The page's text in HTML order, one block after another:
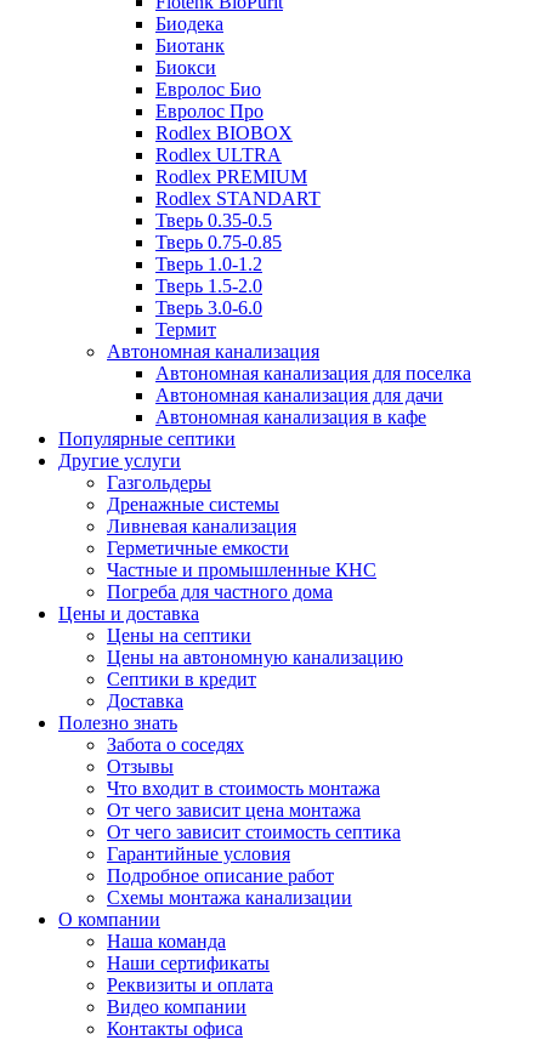
Биодека
Биотанк
Биокси
Евролос Био
Евролос Про
Rodlex BIOBOX
Rodlex ULTRA
Rodlex PREMIUM
Rodlex STANDART
Тверь 0.35-0.5
Тверь 0.75-0.85
Тверь 1.0-1.2
Тверь 1.5-2.0
Тверь 3.0-6.0
Термит
Автономная канализация
Автономная канализация для поселка
Автономная канализация для дачи
Автономная канализация в кафе
Популярные септики
Другие услуги
Газгольдеры
Дренажные системы
Ливневая канализация
Герметичные емкости
Частные и промышленные КНС
Погреба для частного дома
Цены и доставка
Цены на септики
Цены на автономную канализацию
Септики в кредит
Доставка
Полезно знать
Забота о соседях
Отзывы
Что входит в стоимость монтажа
От чего зависит цена монтажа
От чего зависит стоимость септика
Гарантийные условия
Подробное описание работ
Схемы монтажа канализации
О компании
Наша команда
Наши сертификаты
Реквизиты и оплата
Видео компании
Контакты офиса